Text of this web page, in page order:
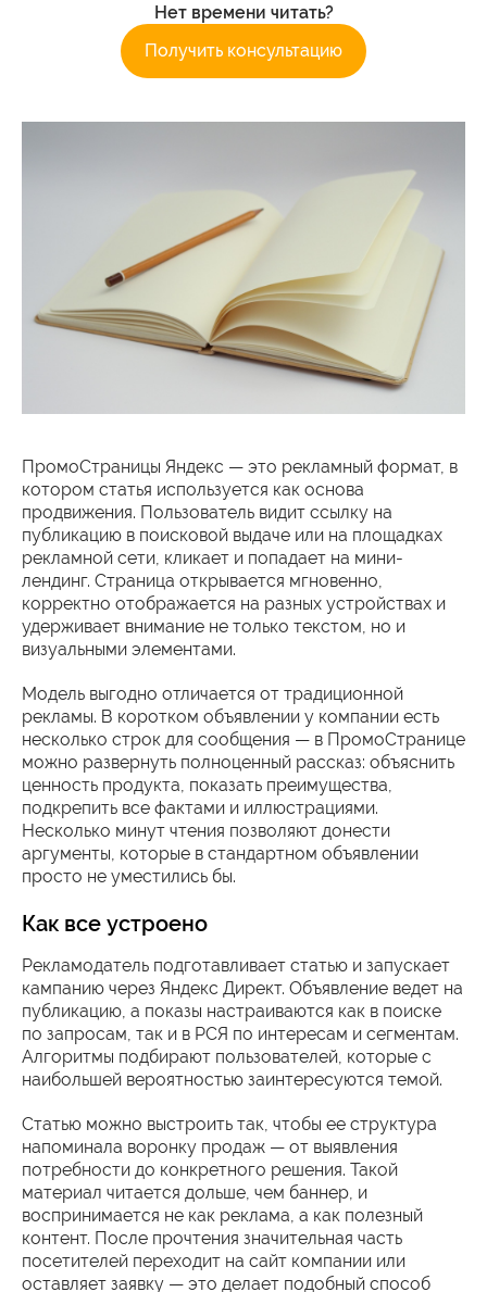
Нет времени читать?
Получить консультацию
ПромоСтраницы Яндекс — это рекламный формат, в
котором статья используется как основа
продвижения. Пользователь видит ссылку на
публикацию в поисковой выдаче или на площадках
рекламной сети, кликает и попадает на мини-
лендинг. Страница открывается мгновенно,
корректно отображается на разных устройствах и
удерживает внимание не только текстом, но и
визуальными элементами.
Модель выгодно отличается от традиционной
рекламы. В коротком объявлении у компании есть
несколько строк для сообщения — в ПромоСтранице
можно развернуть полноценный рассказ: объяснить
ценность продукта, показать преимущества,
подкрепить все фактами и иллюстрациями.
Несколько минут чтения позволяют донести
аргументы, которые в стандартном объявлении
просто не уместились бы.
Как все устроено
Рекламодатель подготавливает статью и запускает
кампанию через Яндекс Директ. Объявление ведет на
публикацию, а показы настраиваются как в поиске
по запросам, так и в РСЯ по интересам и сегментам.
Алгоритмы подбирают пользователей, которые с
наибольшей вероятностью заинтересуются темой.
Статью можно выстроить так, чтобы ее структура
напоминала воронку продаж — от выявления
потребности до конкретного решения. Такой
материал читается дольше, чем баннер, и
воспринимается не как реклама, а как полезный
контент. После прочтения значительная часть
посетителей переходит на сайт компании или
оставляет заявку — это делает подобный способ